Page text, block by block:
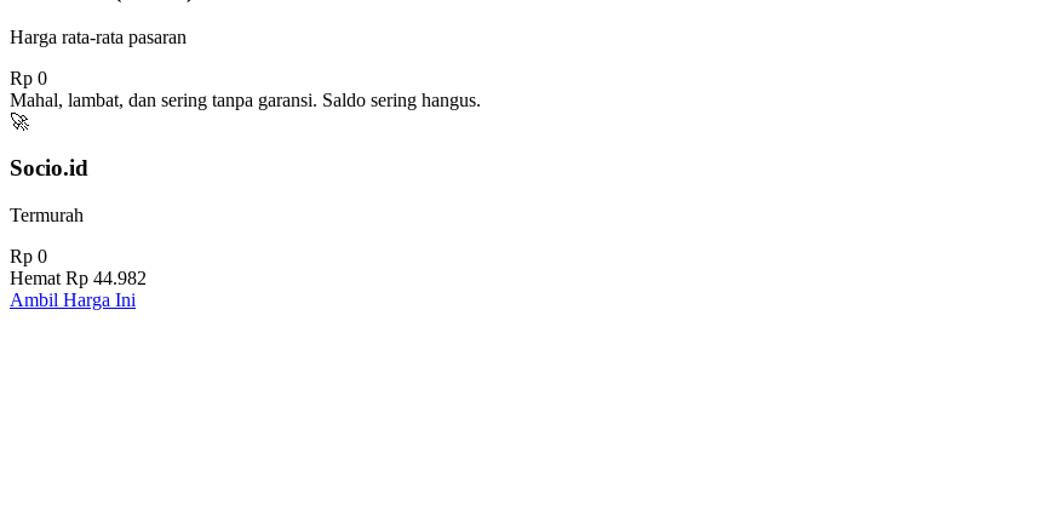
Harga rata-rata pasaran
Rp 0
Mahal, lambat, dan sering tanpa garansi. Saldo sering hangus.
🚀
Socio.id
Termurah
Rp 0
Hemat Rp 44.982
Ambil Harga Ini